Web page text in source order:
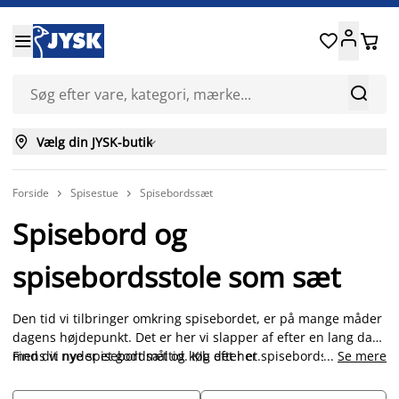


 
 Vælg din JYSK-butik
Forside  Spisestue  Spisebordssæt
Spisebord og
spisebordsstole som sæt
Den tid vi tilbringer omkring spisebordet, er på mange måder
dagens højdepunkt. Det er her vi slapper af efter en lang dag,
mens vi nyder et godt måltid. Kig efter et spisebordssæt, der
køkken, og hvor hele familien er komfortable. Er du ikke helt
Find dit nye spisebordsæt og køb det her. ... Se mere